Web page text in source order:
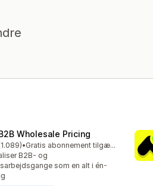
Wholesale Pricing
af 5 stjerner
i alt
•
Gratis abonnement tilgængeligt
B2B- og
som en alt i én-